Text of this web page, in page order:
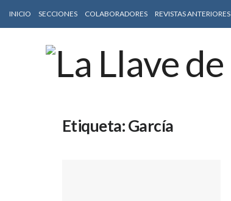
INICIO SECCIONES COLABORADORES REVISTAS ANTERIORES
Etiqueta:García